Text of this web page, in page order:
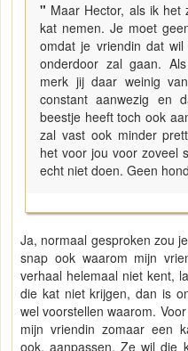
" Maar Hector, als ik het
kat nemen. Je moet
omdat je vriendin dat
onderdoor zal gaan.
merk jij daar weinig
constant aanwezig en
beestje heeft toch ook
zal vast ook minder
het voor jou voor zoveel
echt niet doen. Geen
Ja, normaal gesproken zou
snap ook waarom mijn
verhaal helemaal niet kent,
die kat niet krijgen, dan is
wel voorstellen waarom.
mijn vriendin zomaar een
ook, aanpassen. Ze wil die